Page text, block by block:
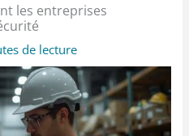
les entreprises
de lecture